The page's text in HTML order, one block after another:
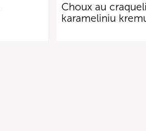
Choux au
karameliniu